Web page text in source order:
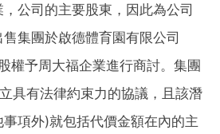
公司的主要股東，因此為公司
集團於啟德體育園有限公司
權予周大福企業進行商討。集團
具有法律約束力的協議，且該潛
項外)就包括代價金額在內的主